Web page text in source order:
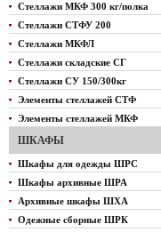
Стеллажи МКФ 300 кг/полка
Стеллажи СТФУ 200
Стеллажи МКФЛ
Стеллажи складские СГ
Стеллажи СУ 150/300кг
Элементы стеллажей СТФ
Элементы стеллажей МКФ
ШКАФЫ
Шкафы для одежды ШРС
Шкафы архивные ШРА
Архивные шкафы ШХА
Одежные сборные ШРК